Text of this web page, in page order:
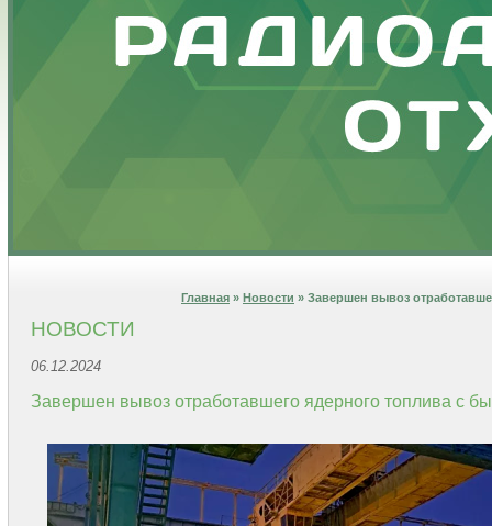
Главная » Новости » Завершен вывоз
НОВОСТИ
06.12.2024
Завершен вывоз отработавшего ядерного топлива с